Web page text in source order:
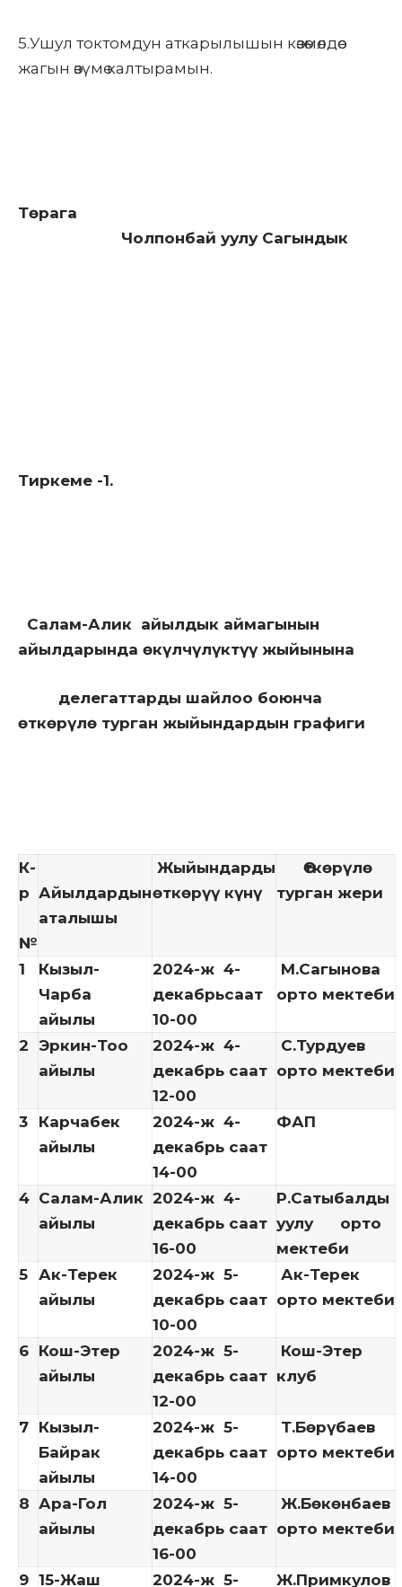
5.Ушул токтомдун аткарылышын көзөмөлдөө
жагын өзүмө калтырамын.
Төрага
Чолпонбай уулу Сагындык
Тиркеме -1.
Салам-Алик айылдык аймагынын
айылдарында өкүлчүлүктүү жыйынына
делегаттарды шайлоо боюнча
өткөрүлө турган жыйындардын графиги
К-
р
№
Айылдардын
аталышы
Жыйындарды
өткөрүү күнү
Өткөрүлө
турган жери
1
Кызыл-
Чарба
айылы
2024-ж 4-
декабрьсаат
10-00
М.Сагынова
орто мектеби
2
Эркин-Тоо
айылы
2024-ж 4-
декабрь саат
12-00
С.Турдуев
орто мектеби
3
Карчабек
айылы
2024-ж 4-
декабрь саат
14-00
ФАП
4 Салам-Алик
айылы
2024-ж 4-
декабрь саат
16-00
Р.Сатыбалды
уулу орто
мектеби
5 Ак-Терек
айылы
2024-ж 5-
декабрь саат
10-00
Ак-Терек
орто мектеби
6 Кош-Этер
айылы
2024-ж 5-
декабрь саат
12-00
Кош-Этер
клуб
7 Кызыл-
Байрак
айылы
2024-ж 5-
декабрь саат
14-00
Т.Бөрүбаев
орто мектеби
8 Ара-Гол
айылы
2024-ж 5-
декабрь саат
16-00
Ж.Бөкөнбаев
орто мектеби
9 15-Жаш 2024-ж 5- Ж.Примкулов